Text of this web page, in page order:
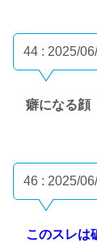
44 : 2025/
癖になる顔
46 : 2025/
このスレは